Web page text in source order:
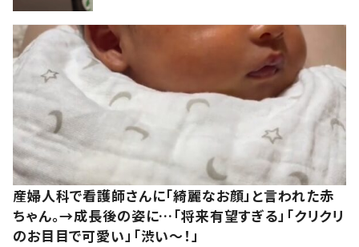
産婦人科で看護師さんに「綺麗なお顔」と言われた赤
ちゃん。→成長後の姿に…「将来有望すぎる」「クリクリ
のお目目で可愛い」「渋い～！」